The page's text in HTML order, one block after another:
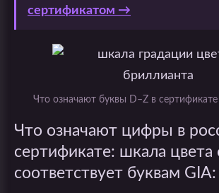
сертификатом →
Что означают буквы D–Z в
Что означают цифры в
сертификате: шкала цвета
соответствует буквам GIA: